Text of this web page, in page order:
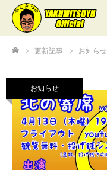
更新記事 お知らせ
お知らせ